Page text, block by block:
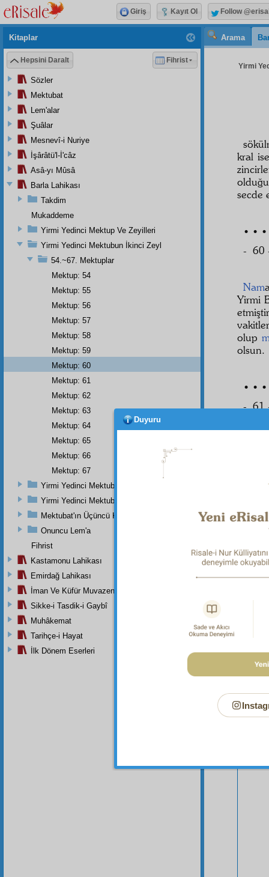
Arama
Yirmi
kral
secde
• • •
- 60
Nam
Yirmi
olup
olsun.
• • •
- 61
Bu
Kitaplar
Hepsini Daralt Fihrist
Sözler
Mektubat
Lem'alar
Şuâlar
Mesnevî-i Nuriye
İşârâtü'l-İ'câz
Asâ-yı Mûsâ
Barla Lahikası
Takdim
Mukaddeme
Yirmi Yedinci Mektup Ve Zeyilleri
Yirmi Yedinci Mektubun İkinci Zeyl
54.~67. Mektuplar
Mektup: 54
Mektup: 55
Mektup: 56
Mektup: 57
Mektup: 58
Mektup: 59
Mektup: 60
Mektup: 61
Mektup: 62
Mektup: 63
Mektup: 64
Mektup: 65
Mektup: 66
Mektup: 67
Yirmi Yedinci Mektubun Üçüncü Zeyli
Yirmi Yedinci Mektubun Üçüncü Kısmı Ve Üçüncü Zeylin
Mektubat'ın Üçüncü Kısmı
Onuncu Lem'a
Fihrist
Kastamonu Lahikası
Emirdağ Lahikası
İman Ve Küfür Muvazeneleri
Sikke-i Tasdik-i Gaybî
Muhâkemat
Tarihçe-i Hayat
İlk Dönem Eserleri
Giriş Kayıt Ol Follow
Duyuru